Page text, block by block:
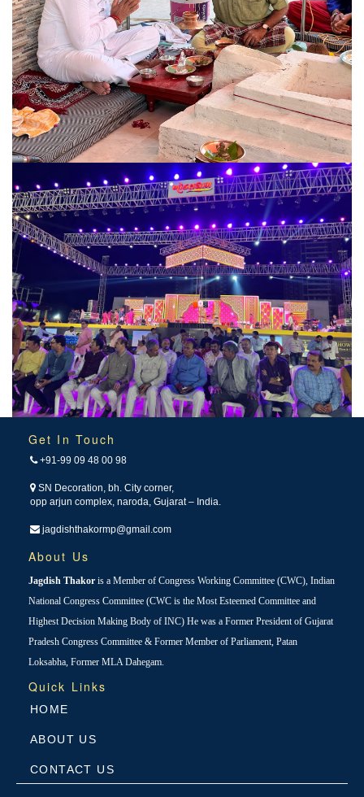
Get In Touch
+91-99 09 48 00 98
SN Decoration, bh. City corner,
opp arjun complex, naroda, Gujarat – India.
jagdishthakormp@gmail.com
About Us
Jagdish Thakor is a Member of Congress Working Committee (CWC), Indian
National Congress Committee (CWC is the Most Esteemed Committee and
Highest Decision Making Body of INC) He was a Former President of Gujarat
Pradesh Congress Committee & Former Member of Parliament, Patan
Loksabha, Former MLA Dahegam.
Quick Links
HOME
ABOUT US
CONTACT US